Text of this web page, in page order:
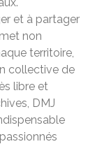
et à partager
non
territoire,
collective de
libre et
DMJ